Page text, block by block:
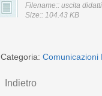
Filename:: uscita
Size:: 104.43 KB
Categoria: Comunicazioni
Indietro